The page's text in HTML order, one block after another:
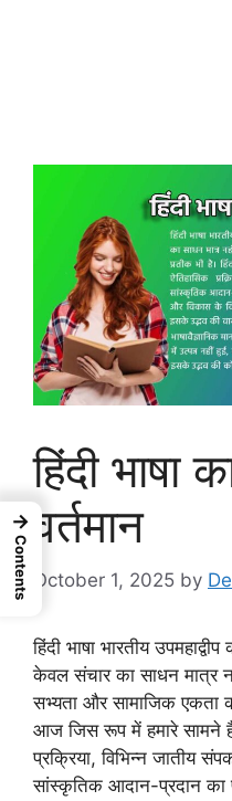
हिंदी भाषा
वर्तमान
October 1, 2025 by
हिंदी भाषा भारतीय
केवल संचार का साधन मात्र
सभ्यता और सामाजिक एकता
आज जिस रूप में हमारे सामने
प्रक्रिया, विभिन्न जातीय
सांस्कृतिक आदान-प्रदान का
→
Contents